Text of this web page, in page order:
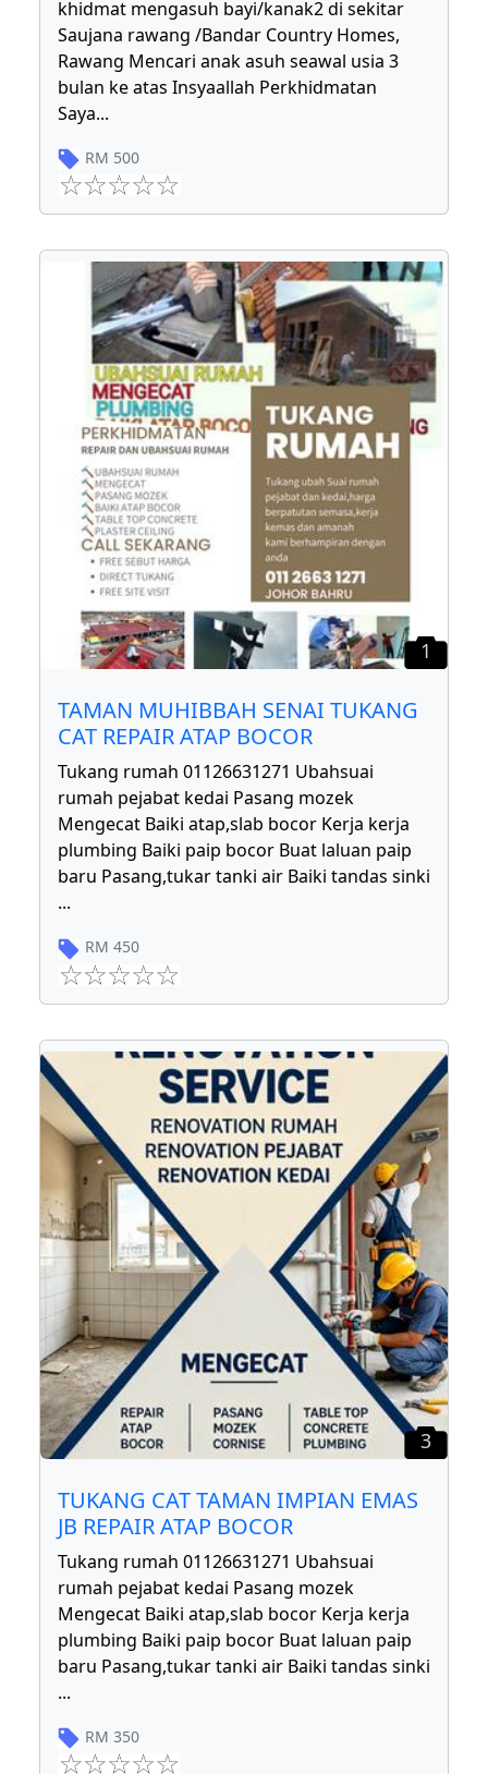
khidmat mengasuh bayi/kanak2 di sekitar
Saujana rawang /Bandar Country Homes,
Rawang Mencari anak asuh seawal usia 3
bulan ke atas Insyaallah Perkhidmatan
Saya...
RM 500
1
TAMAN MUHIBBAH SENAI TUKANG
CAT REPAIR ATAP BOCOR
Tukang rumah 01126631271 Ubahsuai
rumah pejabat kedai Pasang mozek
Mengecat Baiki atap,slab bocor Kerja kerja
plumbing Baiki paip bocor Buat laluan paip
baru Pasang,tukar tanki air Baiki tandas sinki
...
RM 450
3
TUKANG CAT TAMAN IMPIAN EMAS
JB REPAIR ATAP BOCOR
Tukang rumah 01126631271 Ubahsuai
rumah pejabat kedai Pasang mozek
Mengecat Baiki atap,slab bocor Kerja kerja
plumbing Baiki paip bocor Buat laluan paip
baru Pasang,tukar tanki air Baiki tandas sinki
...
RM 350